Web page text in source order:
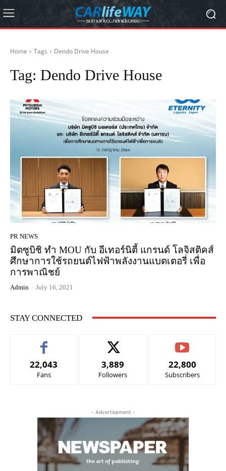
Home Tags Dendo Drive House
Tag: Dendo Drive House
PR NEWS
มิตซูบิชิ ทำ MOU กับ อีเทอร์นิตี้ แกรนด์ โลจิสติคส์
ศึกษาการใช้รถยนต์ไฟฟ้าพลังงานแบตเตอรี่ เพื่อ
การพาณิชย์
Admin - July 16, 2021
STAY CONNECTED
22,043
Fans
3,889
Followers
22,800
Subscribers
- Advertisement -